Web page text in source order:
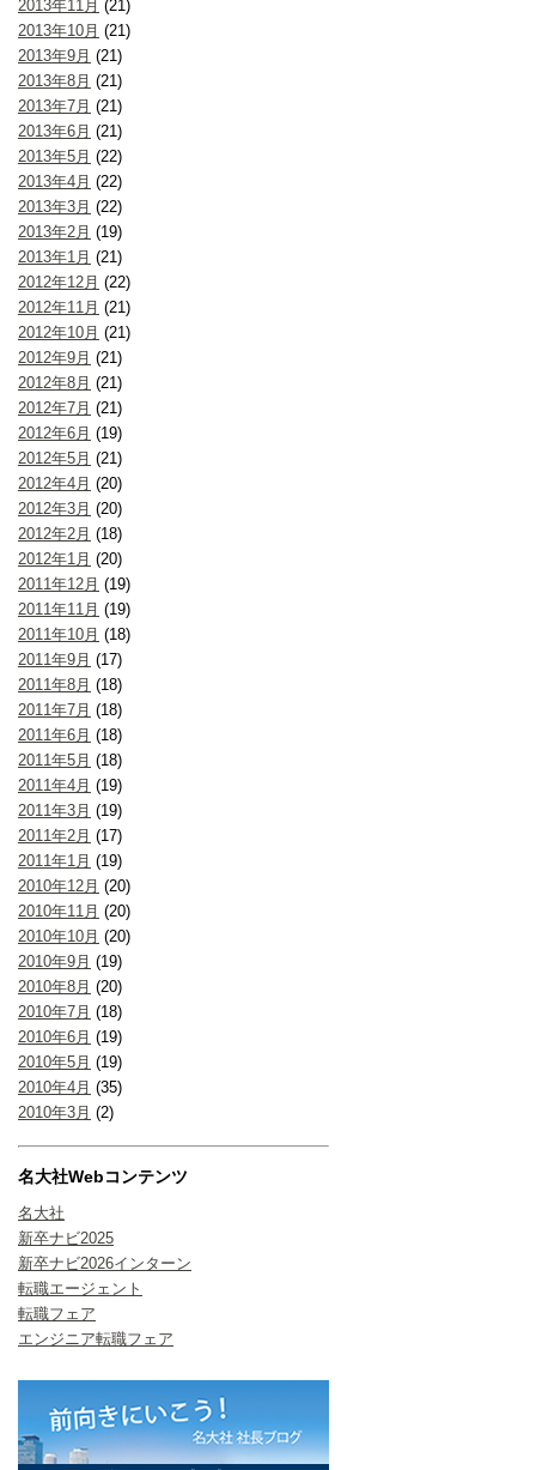
2013年11月 (21)
2013年10月 (21)
2013年9月 (21)
2013年8月 (21)
2013年7月 (21)
2013年6月 (21)
2013年5月 (22)
2013年4月 (22)
2013年3月 (22)
2013年2月 (19)
2013年1月 (21)
2012年12月 (22)
2012年11月 (21)
2012年10月 (21)
2012年9月 (21)
2012年8月 (21)
2012年7月 (21)
2012年6月 (19)
2012年5月 (21)
2012年4月 (20)
2012年3月 (20)
2012年2月 (18)
2012年1月 (20)
2011年12月 (19)
2011年11月 (19)
2011年10月 (18)
2011年9月 (17)
2011年8月 (18)
2011年7月 (18)
2011年6月 (18)
2011年5月 (18)
2011年4月 (19)
2011年3月 (19)
2011年2月 (17)
2011年1月 (19)
2010年12月 (20)
2010年11月 (20)
2010年10月 (20)
2010年9月 (19)
2010年8月 (20)
2010年7月 (18)
2010年6月 (19)
2010年5月 (19)
2010年4月 (35)
2010年3月 (2)
名大社Webコンテンツ
名大社
新卒ナビ2025
新卒ナビ2026インターン
転職エージェント
転職フェア
エンジニア転職フェア